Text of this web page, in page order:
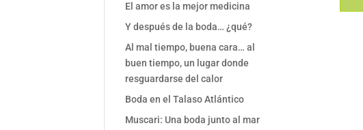
El amor es la mejor medicina
Y después de la boda… ¿qué?
Al mal tiempo, buena cara… al
buen tiempo, un lugar donde
resguardarse del calor
Boda en el Talaso Atlántico
Muscari: Una boda junto al mar